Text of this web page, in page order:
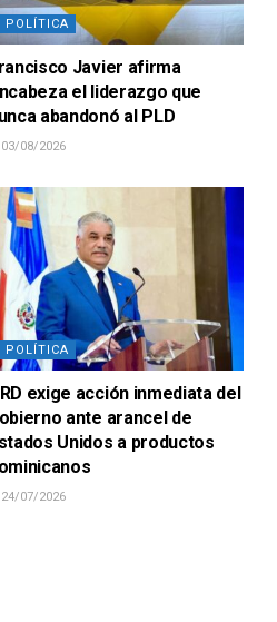
POLÍTICA
Javier afirma
el liderazgo que
abandonó al PLD
08/2026
POLÍTICA
exige acción inmediata del
ante arancel de
Unidos a productos
07/2026